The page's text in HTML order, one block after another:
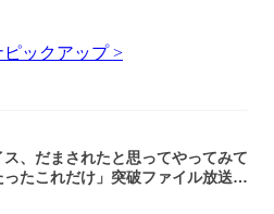
ックアップ >
ス、だまされたと思ってやってみて
ったこれだけ」突破ファイル放送で